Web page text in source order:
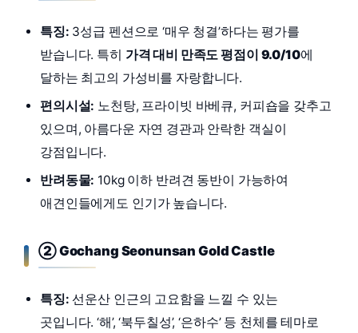
특징: 3성급 펜션으로 ‘매우 청결’하다는 평가를
받습니다. 특히 가격 대비 만족도 평점이 9.0/10에
달하는 최고의 가성비를 자랑합니다.
편의시설: 노천탕, 프라이빗 바베큐, 커피숍을 갖추고
있으며, 아름다운 자연 경관과 안락한 객실이
강점입니다.
반려동물: 10kg 이하 반려견 동반이 가능하여
애견인들에게도 인기가 높습니다.
② Gochang Seonunsan Gold Castle
특징: 선운산 인근의 고요함을 느낄 수 있는
곳입니다. ‘해’, ‘북두칠성’, ‘은하수’ 등 천체를 테마로